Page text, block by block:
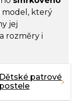
model, který
jej
rozměry i
Dětské patrové
postele